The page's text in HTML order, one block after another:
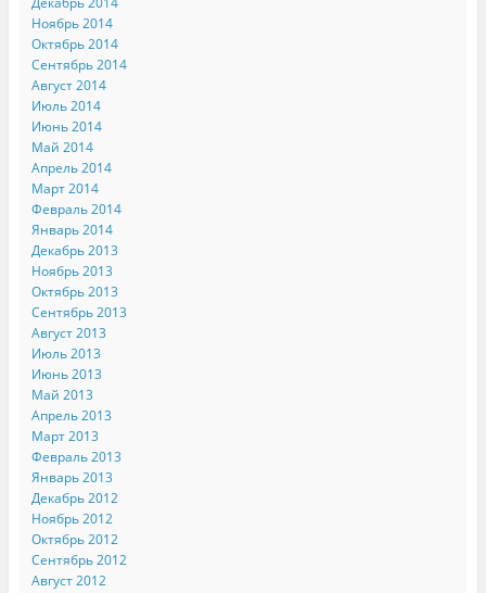
Ноябрь 2014
Октябрь 2014
Сентябрь 2014
Август 2014
Июль 2014
Июнь 2014
Май 2014
Апрель 2014
Март 2014
Февраль 2014
Январь 2014
Декабрь 2013
Ноябрь 2013
Октябрь 2013
Сентябрь 2013
Август 2013
Июль 2013
Июнь 2013
Май 2013
Апрель 2013
Март 2013
Февраль 2013
Январь 2013
Декабрь 2012
Ноябрь 2012
Октябрь 2012
Сентябрь 2012
Август 2012